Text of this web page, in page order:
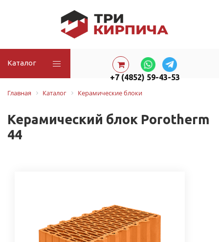
Каталог
+7 (4852) 59-43-53
Главная
Каталог Керамические блоки
Керамический блок Porotherm
44